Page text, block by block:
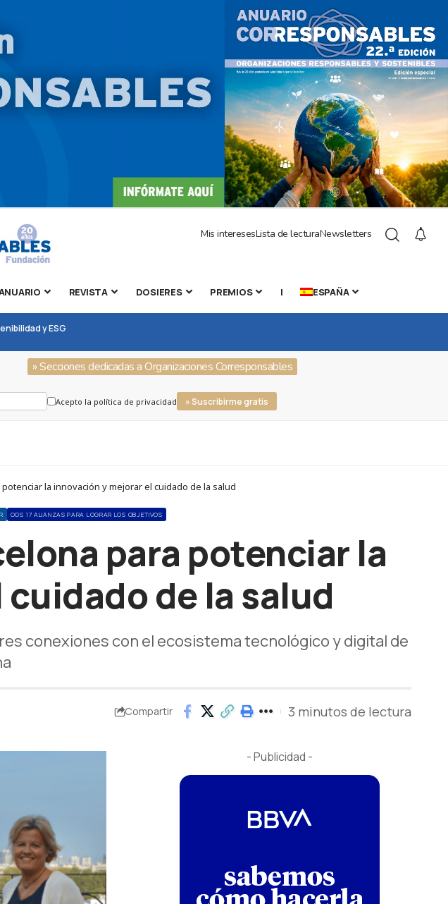
Mis interesesLista de lecturaNewsletters
REVISTA DOSIERES PREMIOS | ESPAÑA
y ESG
» Secciones dedicadas a Organizaciones Corresponsables
Acepto la política de privacidad » Suscribirme gratis
la innovación y mejorar el cuidado de la salud
ODS 17 ALIANZAS PARA LOGRAR LOS OBJETIVOS
para potenciar la
de la salud
conexiones con el ecosistema tecnológico y digital de
Compartir 3 minutos de lectura
- Publicidad -